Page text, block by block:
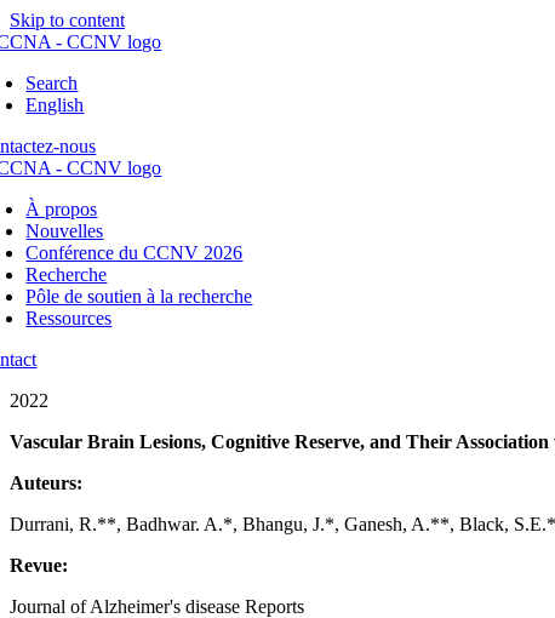
Skip to content
Search
English
nous
À propos
Nouvelles
Conférence du CCNV 2026
Recherche
Pôle de soutien à la recherche
Ressources
2022
Vascular Brain Lesions, Cognitive Reserve, and Their
Auteurs:
Durrani, R.**, Badhwar. A.*, Bhangu, J.*, Ganesh, A.**, Black,
Revue:
Journal of Alzheimer's disease Reports